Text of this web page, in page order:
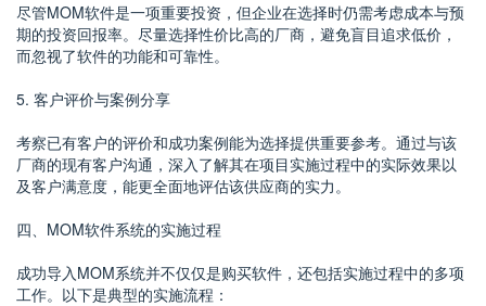
尽管MOM软件是一项重要投资，但企业在选择时仍需考虑成本与预
期的投资回报率。尽量选择性价比高的厂商，避免盲目追求低价，
而忽视了软件的功能和可靠性。
5. 客户评价与案例分享
考察已有客户的评价和成功案例能为选择提供重要参考。通过与该
厂商的现有客户沟通，深入了解其在项目实施过程中的实际效果以
及客户满意度，能更全面地评估该供应商的实力。
四、MOM软件系统的实施过程
成功导入MOM系统并不仅仅是购买软件，还包括实施过程中的多项
工作。以下是典型的实施流程：